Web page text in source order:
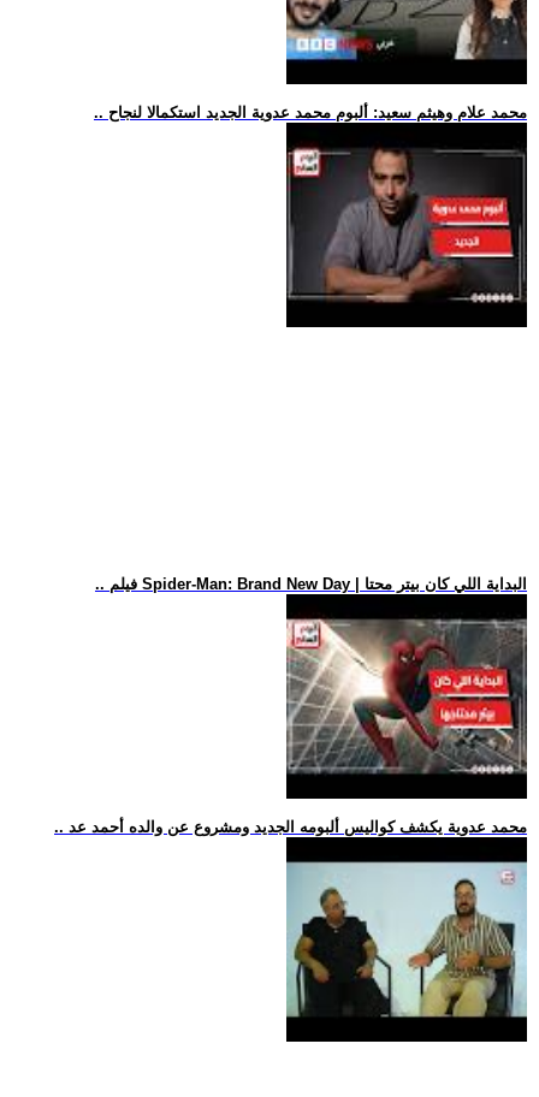
.. محمد علام وهيثم سعيد: ألبوم محمد عدوية الجديد استكمالا لنجاح
.. فيلم Spider-Man: Brand New Day | البداية اللي كان بيتر محتا
.. محمد عدوية يكشف كواليس ألبومه الجديد ومشروع عن والده أحمد عد